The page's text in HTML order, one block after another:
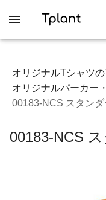
オリジナルTシャツ
オリジナルパーカー
00183-NCS スタン
00183-NCS